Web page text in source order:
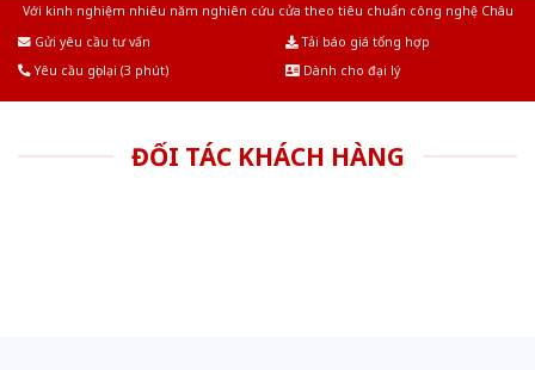
Với kinh nghiệm nhiêu năm nghiên cứu cửa theo tiêu chuẩn công nghệ Châu
Gửi yêu cầu tư vấn
Tải báo giá tổng hợp
Yêu cầu gọi lại (3 phút)
Dành cho đại lý
ĐỐI TÁC KHÁCH HÀNG